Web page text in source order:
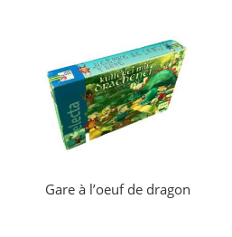
Gare à l’oeuf de dragon